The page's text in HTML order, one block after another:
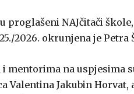
proglašeni NAJčitači
2026. okrunjena je Petra
i mentorima na uspjesima
Valentina Jakubin Horvat,